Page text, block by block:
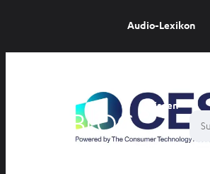
Audio-Lexikon
Wissen
Inside
Suche